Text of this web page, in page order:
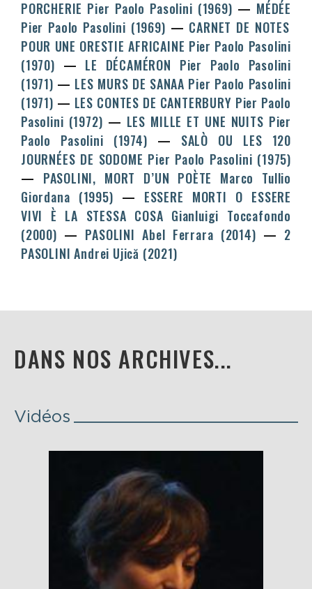
PORCHERIE Pier Paolo Pasolini (1969)
MÉDÉE
Pier Paolo Pasolini (1969)
CARNET DE NOTES
POUR UNE ORESTIE AFRICAINE Pier Paolo Pasolini
(1970)
LE DÉCAMÉRON Pier Paolo Pasolini
(1971)
LES MURS DE SANAA Pier Paolo Pasolini
(1971)
LES CONTES DE CANTERBURY Pier Paolo
Pasolini (1972) LES MILLE ET UNE NUITS Pier
Paolo Pasolini (1974)
SALÒ OU LES 120
JOURNÉES DE SODOME Pier Paolo Pasolini (1975)
PASOLINI, MORT D’UN POÈTE Marco Tullio
Giordana (1995)
ESSERE MORTI O ESSERE
VIVI È LA STESSA COSA Gianluigi Toccafondo
(2000)
PASOLINI Abel Ferrara (2014)
2
PASOLINI Andrei Ujică (2021)
DANS NOS ARCHIVES...
Vidéos